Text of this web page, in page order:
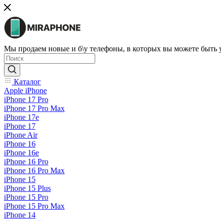
Мы продаем новые и б\у телефоны, в которых вы можете быть
Каталог
Apple iPhone
iPhone 17 Pro
iPhone 17 Pro Max
iPhone 17e
iPhone 17
iPhone Air
iPhone 16
iPhone 16e
iPhone 16 Pro
iPhone 16 Pro Max
iPhone 15
iPhone 15 Plus
iPhone 15 Pro
iPhone 15 Pro Max
iPhone 14